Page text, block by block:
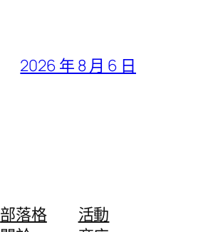
2026 年 8 月 6 日
部落格
活動